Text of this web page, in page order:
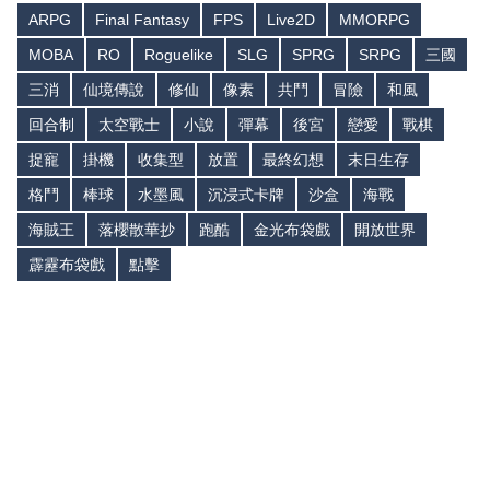
ARPG Final Fantasy FPS Live2D
MMORPG
MOBA
RO Roguelike SLG SPRG SRPG
三國
三消
仙境傳說 修仙 像素 共鬥 冒險
和風
回合制
太空戰士 小說 彈幕 後宮 戀愛
戰棋
捉寵
掛機 收集型 放置 最終幻想
末日生存
格鬥
棒球 水墨風 沉浸式卡牌 沙盒
海戰
海賊王
落櫻散華抄 跑酷 金光布袋戲
開放世界
霹靂布袋戲
點擊